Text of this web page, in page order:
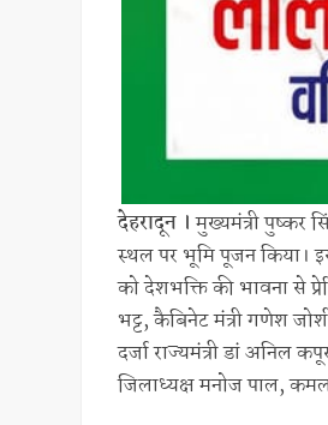
देहरादून ।मुख्यमंत्री पुष्कर
स्थल पर भूमि पूजन किया।
को देशभक्ति की भावना से
भट्ट, कैबिनेट मंत्री गणेश
दर्जा राज्यमंत्री डां अनिल
जिलाध्यक्ष मनोज पाल,